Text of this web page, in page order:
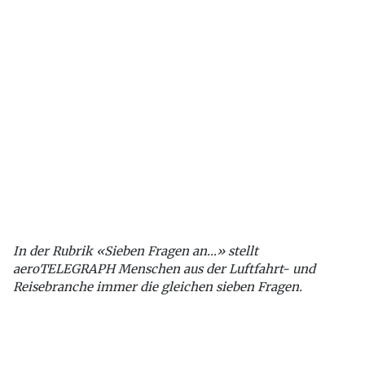
In der Rubrik «Sieben Fragen an…» stellt
aeroTELEGRAPH Menschen aus der Luftfahrt- und
Reisebranche immer die gleichen sieben Fragen.